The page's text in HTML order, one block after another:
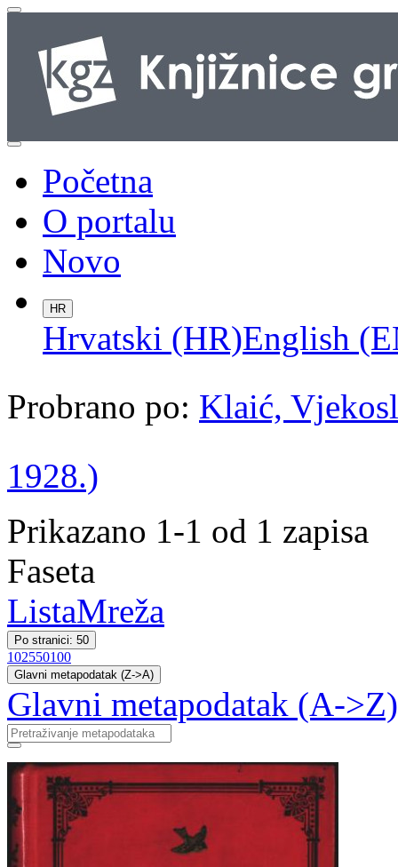
Početna
O portalu
Novo
HR
Hrvatski (HR)English
Probrano po: Klaić,
1928.)
Prikazano 1-1 od 1 zapisa
Faseta
ListaMreža
Po stranici: 50
102550100
Glavni metapodatak (Z->A)
Glavni metapodatak (A->Z)